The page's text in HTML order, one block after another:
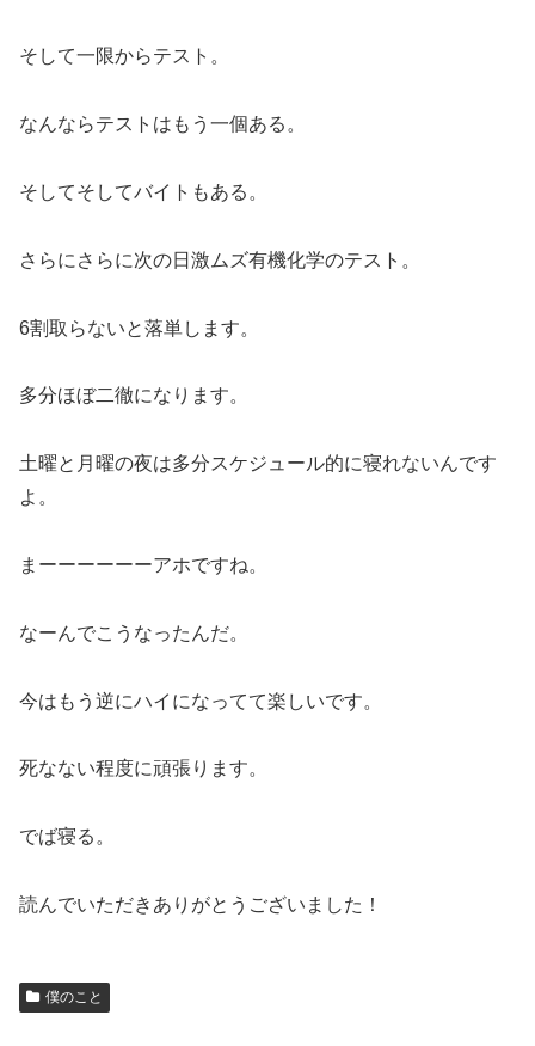
そして一限からテスト。
なんならテストはもう一個ある。
そしてそしてバイトもある。
さらにさらに次の日激ムズ有機化学のテスト。
6割取らないと落単します。
多分ほぼ二徹になります。
土曜と月曜の夜は多分スケジュール的に寝れないんです
よ。
まーーーーーーアホですね。
なーんでこうなったんだ。
今はもう逆にハイになってて楽しいです。
死なない程度に頑張ります。
でば寝る。
読んでいただきありがとうございました！
僕のこと